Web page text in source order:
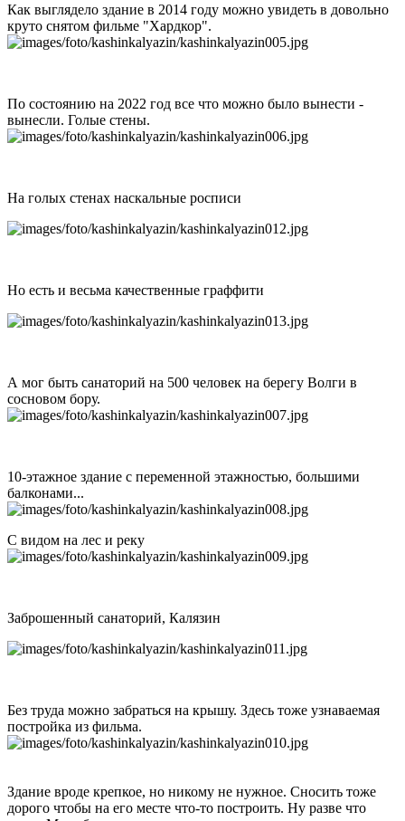
Как выглядело здание в 2014 году можно увидеть в довольно
круто снятом фильме "Хардкор".
По состоянию на 2022 год все что можно было вынести -
вынесли. Голые стены.
На голых стенах наскальные росписи
Но есть и весьма качественные граффити
А мог быть санаторий на 500 человек на берегу Волги в
сосновом бору.
10-этажное здание с переменной этажностью, большими
балконами...
С видом на лес и реку
Заброшенный санаторий, Калязин
Без труда можно забраться на крышу. Здесь тоже узнаваемая
постройка из фильма.
Здание вроде крепкое, но никому не нужное. Сносить тоже
дорого чтобы на его месте что-то построить. Ну разве что